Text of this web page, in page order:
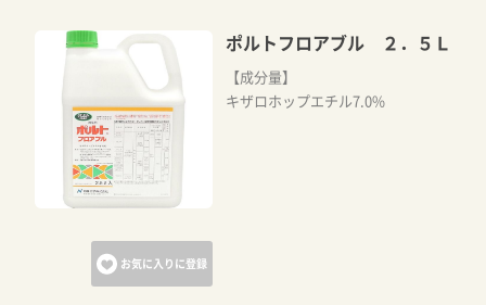
お気に入りに登録
ポルトフロアブル ２．５Ｌ
【成分量】
キザロホップエチル7.0%